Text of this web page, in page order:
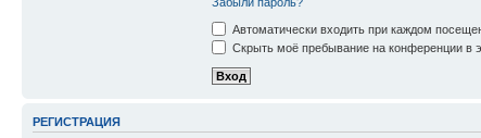
Автоматически входить при каждом
Скрыть моё пребывание на конференции в
РЕГИСТРАЦИЯ